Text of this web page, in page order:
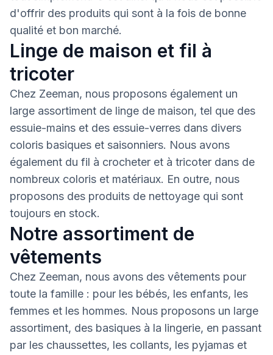
d'offrir des produits qui sont à la fois de bonne
qualité et bon marché.
Linge de maison et fil à
tricoter
Chez Zeeman, nous proposons également un
large assortiment de linge de maison, tel que des
essuie-mains et des essuie-verres dans divers
coloris basiques et saisonniers. Nous avons
également du fil à crocheter et à tricoter dans de
nombreux coloris et matériaux. En outre, nous
proposons des produits de nettoyage qui sont
toujours en stock.
Notre assortiment de
vêtements
Chez Zeeman, nous avons des vêtements pour
toute la famille : pour les bébés, les enfants, les
femmes et les hommes. Nous proposons un large
assortiment, des basiques à la lingerie, en passant
par les chaussettes, les collants, les pyjamas et